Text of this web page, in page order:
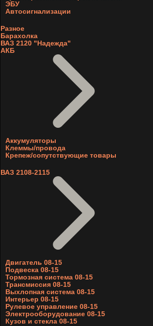
ЭБУ
Автосигнализации
Разное
Барахолка
ВАЗ 2120 "Надежда"
АКБ
Аккумуляторы
Клеммы/провода
Крепеж/сопутствующие товары
ВАЗ 2108-2115
Двигатель 08-15
Подвеска 08-15
Тормозная система 08-15
Трансмиссия 08-15
Выхлопная система 08-15
Интерьер 08-15
Рулевое управление 08-15
Электрооборудование 08-15
Кузов и стекла 08-15